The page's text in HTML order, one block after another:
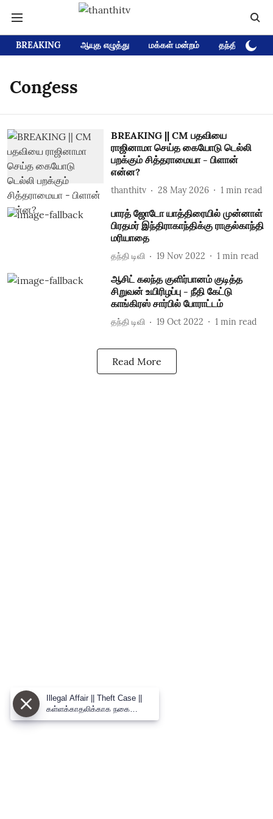
BREAKING ஆயுத எழுத்து மக்கள் மன்றம் தந்தி டிவி
Congess
BREAKING || CM பதவியை
ராஜினாமா செய்த கையோடு டெல்லி
பறக்கும் சித்தராமையா - பிளான்
என்ன?
thanthitv 28 May 2026 1 min read
பாரத் ஜோடோ யாத்திரையில் முன்னாள்
பிரதமர் இந்திராகாந்திக்கு ராகுல்காந்தி
மரியாதை
தந்தி டிவி 19 Nov 2022 1 min read
ஆசிட் கலந்த குளிர்பானம் குடித்த
சிறுவன் உயிரிழப்பு - நீதி கேட்டு
காங்கிரஸ் சார்பில் போராட்டம்
தந்தி டிவி 19 Oct 2022 1 min read
Read More
Illegal Affair || Theft Case ||
கள்ளக்காதலிக்காக நகை
திருட்டில் ஈடுபட்ட வாலிபர் -